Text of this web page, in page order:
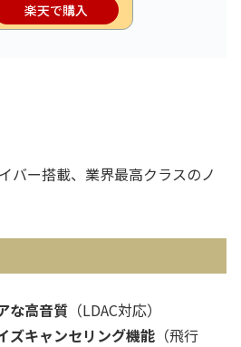
楽天で購入
バー搭載、業界最高クラスのノ
な高音質 （LDAC対応）
ズキャンセリング機能 （飛行